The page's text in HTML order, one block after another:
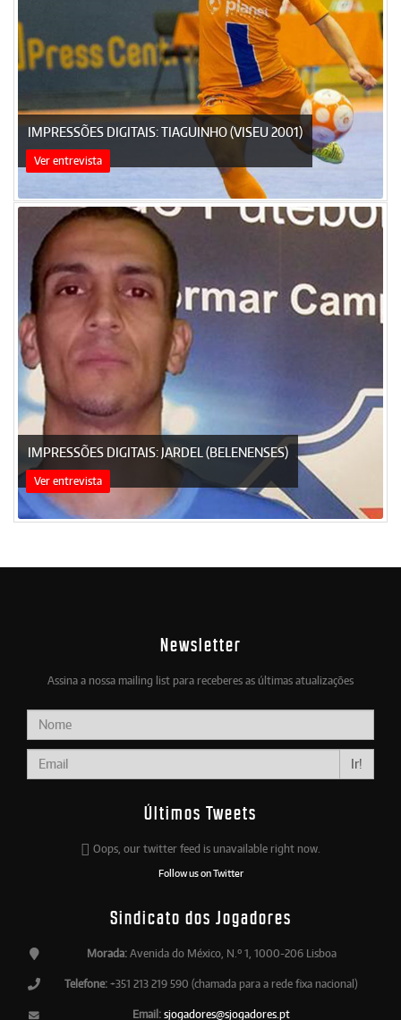
IMPRESSÕES DIGITAIS: TIAGUINHO (VISEU 2001)
Ver entrevista
IMPRESSÕES DIGITAIS: JARDEL (BELENENSES)
Ver entrevista
Newsletter
Assina a nossa mailing list para receberes as últimas atualizações
Ir!
Últimos Tweets
Oops, our twitter feed is unavailable right now.
Follow us on Twitter
Sindicato dos Jogadores
Morada:Avenida do México, N.º 1, 1000-206 Lisboa
Telefone: +351 213 219 590 (chamada para a rede fixa nacional)
Email: sjogadores@sjogadores.pt